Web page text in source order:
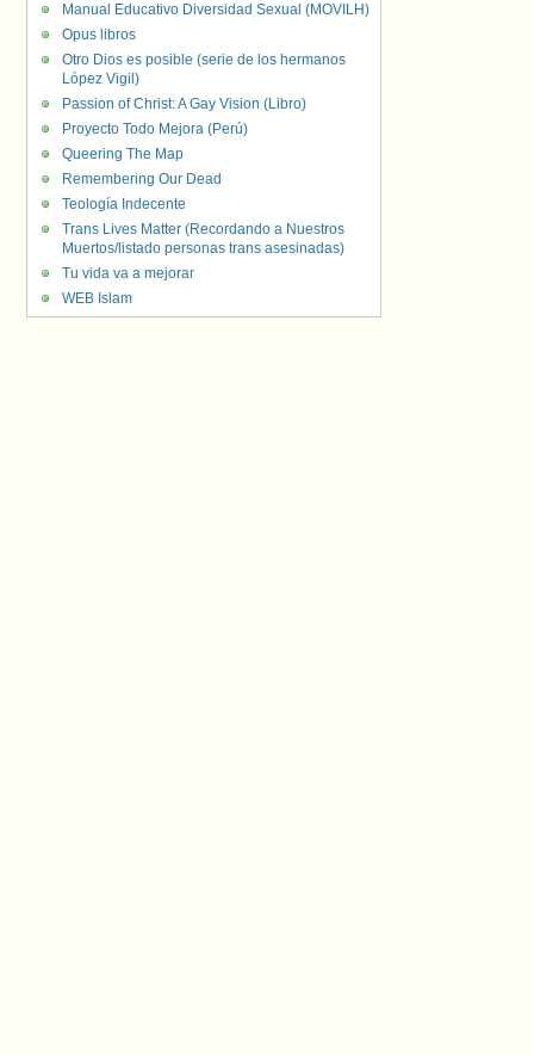
Manual Educativo Diversidad Sexual (MOVILH)
Opus libros
Otro Dios es posible (serie de los hermanos
López Vigil)
Passion of Christ: A Gay Vision (Libro)
Proyecto Todo Mejora (Perú)
Queering The Map
Remembering Our Dead
Teología Indecente
Trans Lives Matter (Recordando a Nuestros
Muertos/listado personas trans asesinadas)
Tu vida va a mejorar
WEB Islam